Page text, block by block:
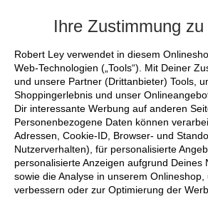
Ihre Zustimmung zu
Robert Ley verwendet in diesem
Web-Technologien („Tools“). Mit Deiner
und unsere Partner (Drittanbieter) Tools,
Shoppingerlebnis und unser
Dir interessante Werbung auf anderen
Personenbezogene Daten können
Adressen, Cookie-ID, Browser- und
Nutzerverhalten), für personalisierte
personalisierte Anzeigen aufgrund Deines
sowie die Analyse in unserem
verbessern oder zur Optimierung der